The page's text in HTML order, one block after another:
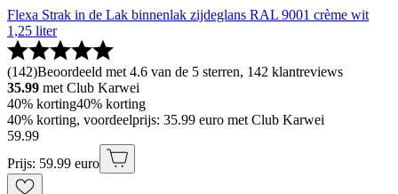
Flexa Strak in de Lak binnenlak zijdeglans RAL 9001 crème wit
1,25 liter
(142)Beoordeeld met 4.6 van de 5 sterren, 142 klantreviews
35.99 met Club Karwei
40% korting40% korting
40% korting, voordeelprijs: 35.99 euro met Club Karwei
59.99
Prijs: 59.99 euro